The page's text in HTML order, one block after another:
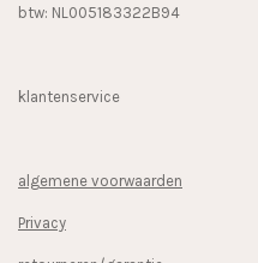
btw: NL005183322B94
klantenservice
algemene voorwaarden
Privacy